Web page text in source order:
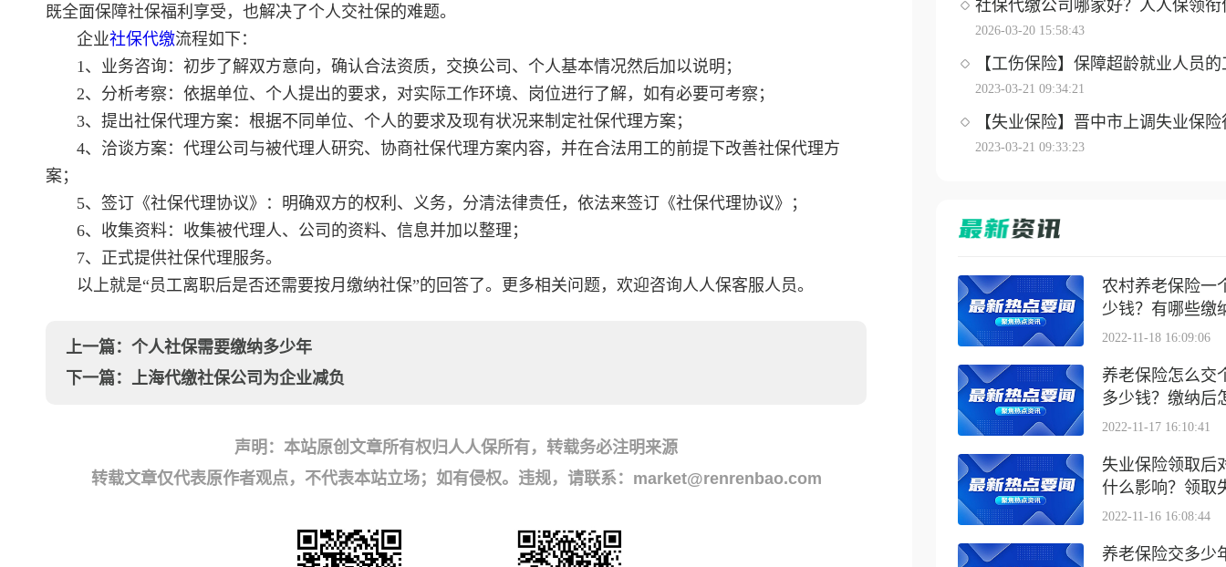
既全面保障社保福利享受，也解决了个人交社保的难题。
企业社保代缴流程如下：
1、业务咨询：初步了解双方意向，确认合法资质，交换公司、个人基本情况然后加以说明；
2、分析考察：依据单位、个人提出的要求，对实际工作环境、岗位进行了解，如有必要可考察；
3、提出社保代理方案：根据不同单位、个人的要求及现有状况来制定社保代理方案；
4、洽谈方案：代理公司与被代理人研究、协商社保代理方案内容，并在合法用工的前提下改善社保代理方
案；
5、签订《社保代理协议》：明确双方的权利、义务，分清法律责任，依法来签订《社保代理协议》；
6、收集资料：收集被代理人、公司的资料、信息并加以整理；
7、正式提供社保代理服务。
以上就是“员工离职后是否还需要按月缴纳社保”的回答了。更多相关问题，欢迎咨询人人保客服人员。
上一篇： 个人社保需要缴纳多少年
下一篇： 上海代缴社保公司为企业减负
声明：本站原创文章所有权归人人保所有，转载务必注明来源
转载文章仅代表原作者观点，不代表本站立场；如有侵权。违规，请联系：market@renrenbao.com
社保代缴公司哪家好？人人保领衔
2026-03-20 15:58:43
【工伤保险】保障超龄就业人员
2023-03-21 09:34:21
【失业保险】晋中市上调失业保
2023-03-21 09:33:23
农村养老保险一
少钱？有哪些缴
2022-11-18 16:09:06
养老保险怎么交
多少钱？缴纳后
2022-11-17 16:10:41
失业保险领取后
什么影响？领取
2022-11-16 16:08:44
养老保险交多少